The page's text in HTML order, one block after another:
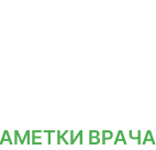
ВРАЧА